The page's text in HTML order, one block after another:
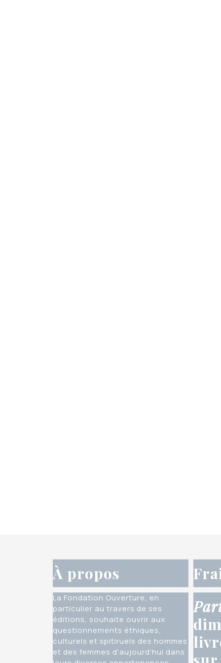
À propos
La Fondation Ouverture, en
particulier au travers de ses
éditions, souhaite ouvrir aux
questionnements éthiques,
culturels et spitiruels des hommes
et des femmes d'aujourd'hui dans